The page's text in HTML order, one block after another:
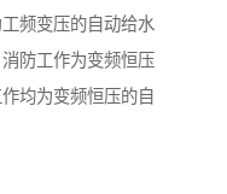
频变压的自动给水
防工作为变频恒压
均为变频恒压的自